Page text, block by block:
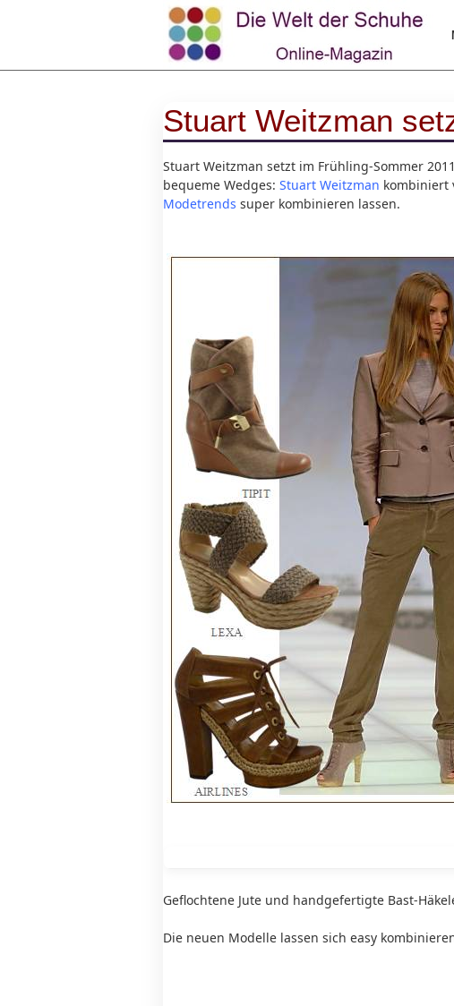
Stuart Weitzman
Stuart Weitzman setzt im Frühling-Sommer
bequeme Wedges: Stuart Weitzman kombiniert
Modetrends super kombinieren lassen.
Geflochtene Jute und handgefertigte Bast-
Die neuen Modelle lassen sich easy